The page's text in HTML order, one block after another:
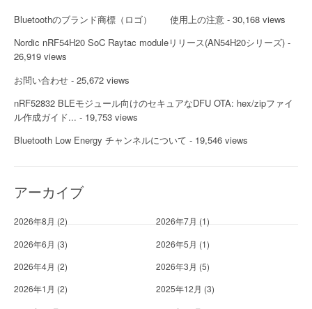
Bluetoothのブランド商標（ロゴ） 使用上の注意 - 30,168 views
Nordic nRF54H20 SoC Raytac moduleリリース(AN54H20シリーズ) -
26,919 views
お問い合わせ - 25,672 views
nRF52832 BLEモジュール向けのセキュアなDFU OTA: hex/zipファイ
ル作成ガイド... - 19,753 views
Bluetooth Low Energy チャンネルについて - 19,546 views
アーカイブ
2026年8月 (2) 2026年7月 (1)
2026年6月 (3) 2026年5月 (1)
2026年4月 (2) 2026年3月 (5)
2026年1月 (2) 2025年12月 (3)